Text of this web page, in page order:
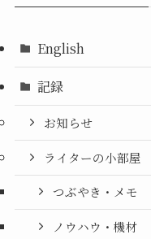
English
記録
お知らせ
ライターの小部屋
つぶやき・メモ
ノウハウ・機材